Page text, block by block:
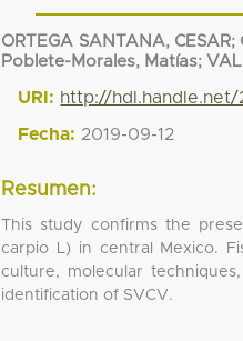
ORTEGA SANTANA, CESAR;
Poblete-Morales, Matías;
URI: http://hdl.handle.net/
Fecha: 2019-09-12
Resumen:
This study confirms the
carpio L) in central Mexico.
culture, molecular
identification of SVCV.